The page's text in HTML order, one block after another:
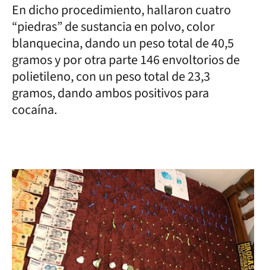
En dicho procedimiento, hallaron cuatro
“piedras” de sustancia en polvo, color
blanquecina, dando un peso total de 40,5
gramos y por otra parte 146 envoltorios de
polietileno, con un peso total de 23,3
gramos, dando ambos positivos para
cocaína.